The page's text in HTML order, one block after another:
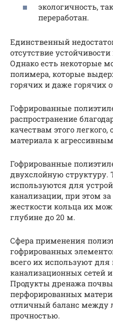
экологичность,
переработан.
Единственный
отсутствие
Однако есть некоторые
полимера, которые
горячих и даже горячих
Гофрированные
распространение
качествам этого легкого,
материала к
Гофрированные
двухслойную структуру.
используются для
канализации, при этом
жесткости кольца их
глубине до 20 м.
Сфера применения
гофрированных
всего их используют для
канализационных сетей
Продукты дренажа
перфорированных
отличный баланс между
прочностью.